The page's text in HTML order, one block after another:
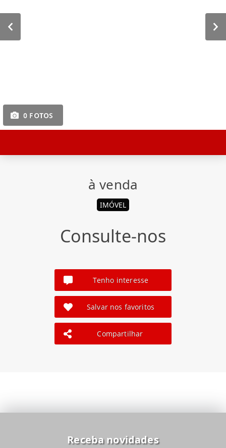
0 FOTOS
à venda
IMÓVEL
Consulte-nos
Tenho interesse
Salvar nos favoritos
Compartilhar
Receba novidades